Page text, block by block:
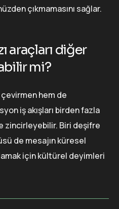
çıkmamasını sağlar.
araçları diğer
mi?
hem de
iş akışları birden fazla
zincirleyebilir. Biri deşifre
de mesajın küresel
için kültürel deyimleri